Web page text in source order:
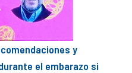
y
el embarazo si